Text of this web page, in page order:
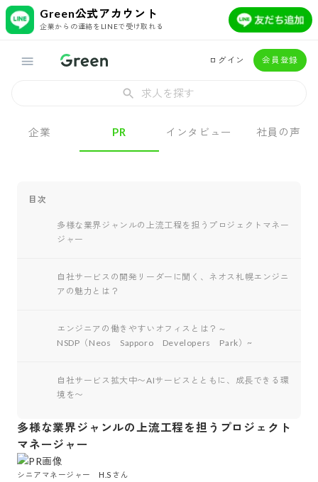
Green公式アカウント
企業からの連絡をLINEで受け取れる
ログイン 会員登録
求人を探す
企業 PR インタビュー 社員の声
目次
多様な業界ジャンルの上流工程を担うプロジェクトマネー
ジャー
自社サービスの開発リーダーに聞く、ネオス札幌エンジニ
アの魅力とは？
エンジニアの働きやすいオフィスとは？～
NSDP（Neos Sapporo Developers Park）~
自社サービス拡大中〜AIサービスとともに、成長できる環
境を〜
多様な業界ジャンルの上流工程を担うプロジェクト
マネージャー
シニアマネージャー　H.Sさん